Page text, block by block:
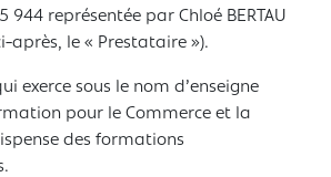
944 représentée par Chloé BERTAU
après, le « Prestataire »).
exerce sous le nom d’enseigne
pour le Commerce et la
des formations